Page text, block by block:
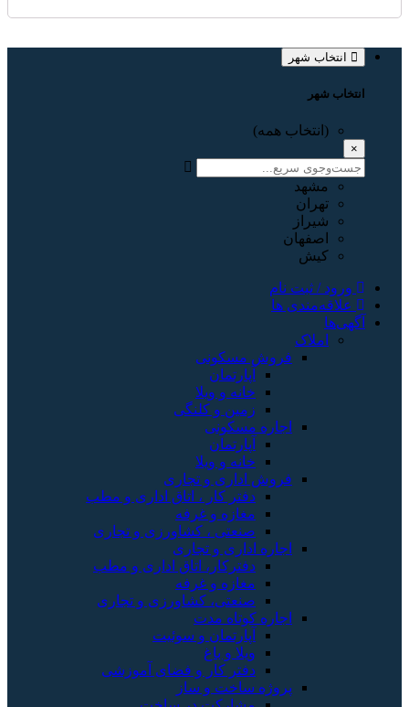
انتخاب شهر
(انتخاب همه)
×
مشهد
تهران
شیراز
اصفهان
کیش
ورود / ثبت نام
علاقه‌مندی ها
آگهی‌ها
املاک
فروش مسکونی
آپارتمان
خانه و ویلا
زمین و کلنگی
اجاره مسکونی
آپارتمان
خانه و ویلا
فروش اداری و تجاری
دفتر کار ، اتاق اداری و مطب
مغازه و غرفه
صنعتی ، کشاورزی و تجاری
اجاره اداری و تجاری
دفترکار، اتاق اداری و مطب
مغازه و غرفه
صنعتی، کشاورزی و تجاری
اجاره کوتاه مدت
آپارتمان و سوئیت
ویلا و باغ
دفتر کار و فضای آموزشی
پروژه ساخت و ساز